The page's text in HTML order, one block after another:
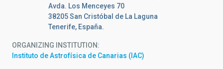
Avda. Los Menceyes 70
38205 San Cristóbal de La Laguna
Tenerife, España.
ORGANIZING INSTITUTION
Instituto de Astrofísica de Canarias (IAC)